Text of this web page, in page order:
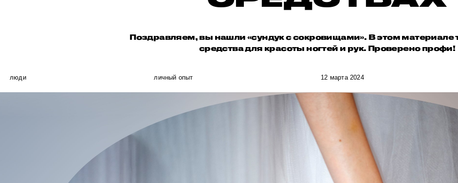
Поздравляем, вы нашли «сундук с сокровищами». В этом материале
средства для красоты ногтей и рук. Проверено профи!
люди личный опыт 12 марта 2024